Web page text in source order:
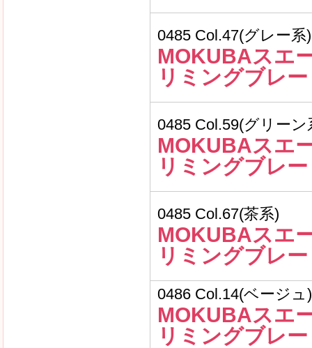
0485 Col.47(グレー系)
MOKUBAスエ
リミングブレ
0485 Col.59(グリーン
MOKUBAスエ
リミングブレ
0485 Col.67(茶系)
MOKUBAスエ
リミングブレ
0486 Col.14(ベージュ)
MOKUBAスエ
リミングブレ